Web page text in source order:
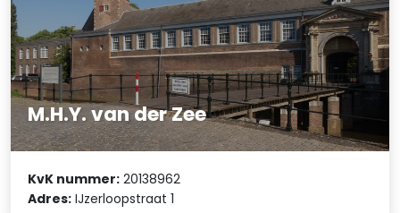
M.H.Y. van der Zee
KvK nummer: 20138962
Adres: IJzerloopstraat 1